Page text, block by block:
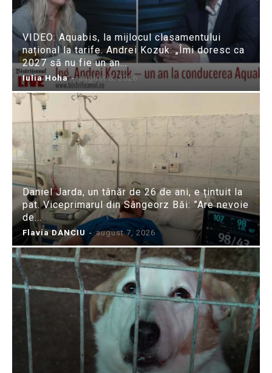
VIDEO: Aquabis, la mijlocul clasamentului
național la tarife. Andrei Kozuk: „Îmi doresc ca
2027 să nu fie un an...
Iulia Hoha - august 8, 2026
Daniel Jarda, un tânăr de 26 de ani, e țintuit la
pat. Viceprimarul din Sângeorz Băi: ”Are nevoie
de...
Flavia DANCIU - august 7, 2026